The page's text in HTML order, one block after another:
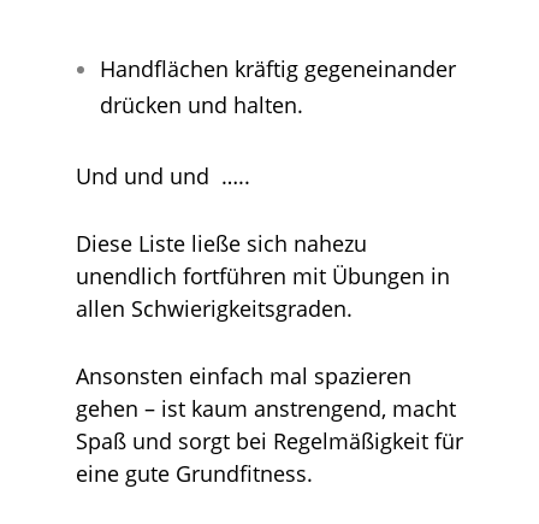
Handflächen kräftig gegeneinander
drücken und halten.
Und und und …..
Diese Liste ließe sich nahezu
unendlich fortführen mit Übungen in
allen Schwierigkeitsgraden.
Ansonsten einfach mal spazieren
gehen – ist kaum anstrengend, macht
Spaß und sorgt bei Regelmäßigkeit für
eine gute Grundfitness.